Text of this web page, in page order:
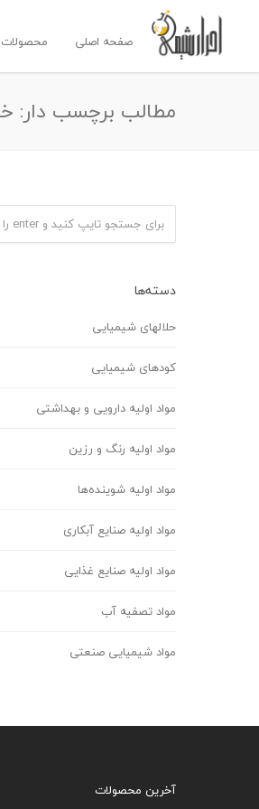
صفحه اصلی محصولات
مطالب برچسب دار:
دسته‌ها
حلالهای شیمیایی
کودهای شیمیایی
مواد اولیه دارویی و بهداشتی
مواد اولیه رنگ و رزین
مواد اولیه شوینده‌ها
مواد اولیه صنایع آبکاری
مواد اولیه صنایع غذایی
مواد تصفیه آب
مواد شیمیایی صنعتی
آخرین محصولات